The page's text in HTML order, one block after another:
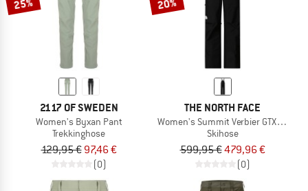
25%
2117 OF SWEDEN
Women's Byxan Pant
Trekkinghose
129,95 € 97,46 €
(0)
20%
THE NORTH FACE
Women's Summit Verbier GTX Bib
Skihose
599,95 €479,96 €
(0)